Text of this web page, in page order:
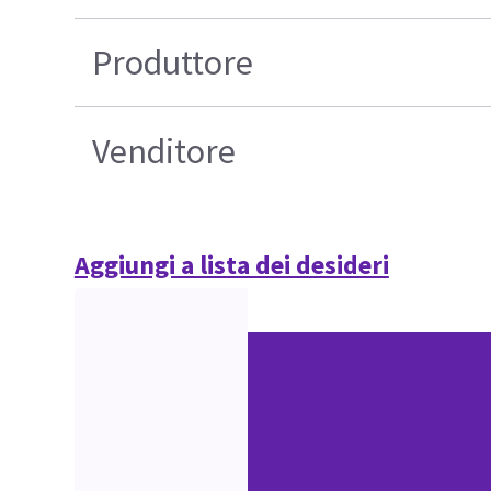
Produttore
Venditore
Aggiungi a lista dei desideri